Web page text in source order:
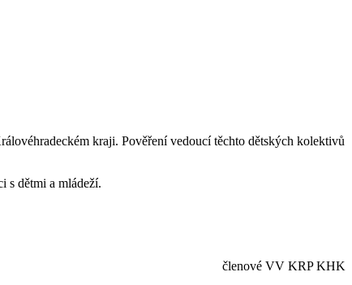
kraji. Pověření vedoucí těchto dětských kolektivů
s dětmi a mládeží.
členové VV KRP KHK